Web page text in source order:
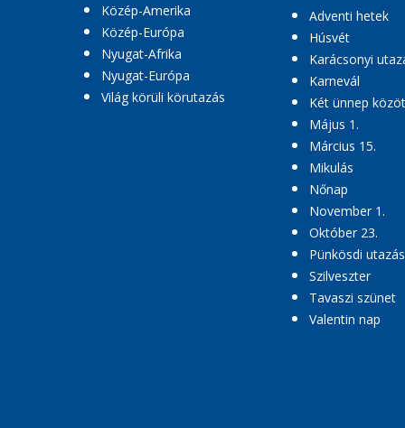
Közép-Amerika
Közép-Európa
Nyugat-Afrika
Nyugat-Európa
Világ körüli körutazás
Adventi hetek
Húsvét
Karácsonyi
Karnevál
Két ünnep
Május 1.
Március 15.
Mikulás
Nőnap
November 1.
Október 23.
Pünkösdi utazás
Szilveszter
Tavaszi szünet
Valentin nap